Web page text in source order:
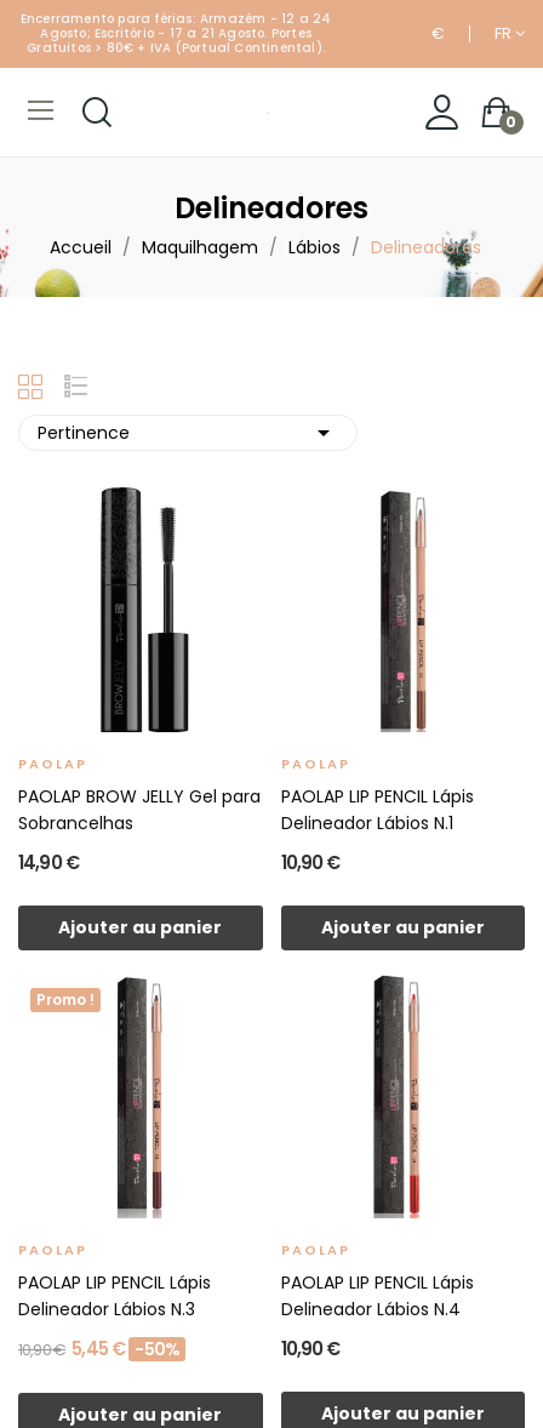
Encerramento para férias: Armazém - 12 a 24
Agosto; Escritório - 17 a 21 Agosto. Portes
Gratuitos > 80€ + IVA (Portual Continental).
€ FR
0
Delineadores
Accueil Maquilhagem Lábios Delineadores
Pertinence 
PAOLAP
PAOLAP BROW JELLY Gel para
Sobrancelhas
14,90 €
Ajouter au panier
PAOLAP
PAOLAP LIP PENCIL Lápis
Delineador Lábios N.1
10,90 €
Ajouter au panier
Promo !
PAOLAP
PAOLAP LIP PENCIL Lápis
Delineador Lábios N.3
10,90 € 5,45 € -50%
Ajouter au panier
PAOLAP
PAOLAP LIP PENCIL Lápis
Delineador Lábios N.4
10,90 €
Ajouter au panier